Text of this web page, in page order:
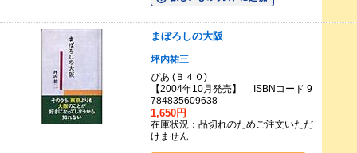
まぼろしの大阪
坪内祐三
ぴあ (Ｂ４０)
【2004年10月発売】 ISBNコード 9
784835609638
1,650円
在庫状況：品切れのためご注文いただ
けません